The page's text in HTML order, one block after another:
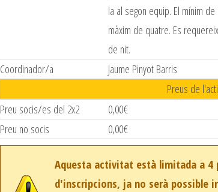
la al segon equip. El mínim
màxim de quatre. Es
de nit.
Coordinador/a
Jaume Pinyot Barris
Preus de
Preu socis/es del 2x2
0,00€
Preu no socis
0,00€
Aquesta activitat està limitada a 4
d'inscripcions, ja no serà possible